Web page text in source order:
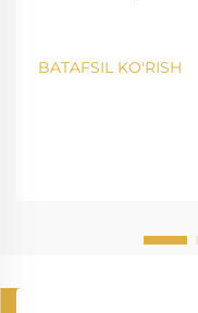
BATAFSIL KO'RISH